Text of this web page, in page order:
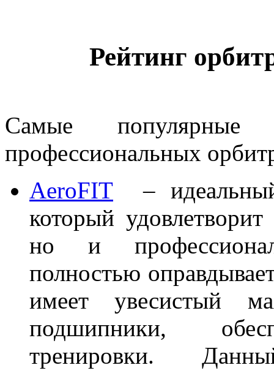
Рейтинг
Самые популярные
профессиональных
AeroFIT –
который
но и
полностью
имеет увесистый
подшипники,
тренировки.